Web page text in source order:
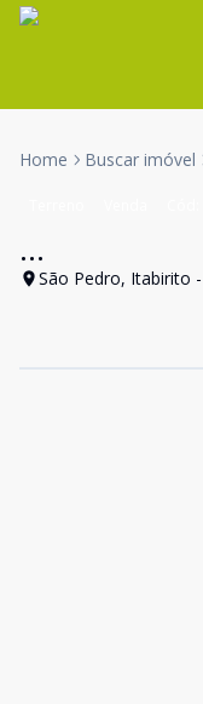
Home Buscar imóvel
...
São Pedro, Itabirito